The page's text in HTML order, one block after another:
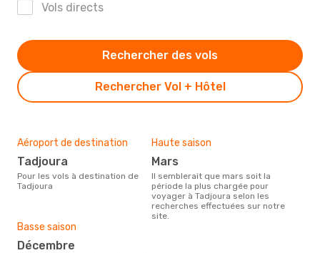
Vols directs
Rechercher Vol + Hôtel
Rechercher des vols
Aéroport de destination
Tadjoura
Pour les vols à destination de
Tadjoura
Haute saison
mars
Il semblerait que mars soit la
période la plus chargée pour
voyager à Tadjoura selon les
recherches effectuées sur notre
site.
Basse saison
décembre